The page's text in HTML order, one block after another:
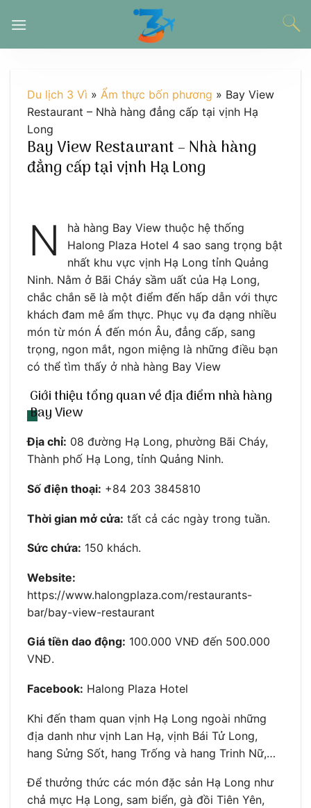
đến
Du lịch 3 Vì » Ẩm thực bốn phương » Bay View
Restaurant – Nhà hàng đẳng cấp tại vịnh Hạ
Long
Bay View Restaurant – Nhà hàng
đẳng cấp tại vịnh Hạ Long
N
hà hàng Bay View thuộc hệ thống
Halong Plaza Hotel 4 sao sang trọng bật
nhất khu vực vịnh Hạ Long tỉnh Quảng
Ninh. Nằm ở Bãi Cháy sầm uất của Hạ Long,
chắc chắn sẽ là một điểm đến hấp dẫn với thực
khách đam mê ẩm thực. Phục vụ đa dạng nhiều
món từ món Á đến món Âu, đẳng cấp, sang
trọng, ngon mắt, ngon miệng là những điều bạn
có thể tìm thấy ở nhà hàng Bay View
Giới thiệu tổng quan về địa điểm nhà hàng
Bay View
Địa chỉ: 08 đường Hạ Long, phường Bãi Cháy,
Thành phố Hạ Long, tỉnh Quảng Ninh.
Số điện thoại: +84 203 3845810
Thời gian mở cửa: tất cả các ngày trong tuần.
Sức chứa: 150 khách.
Website:
https://www.halongplaza.com/restaurants-
bar/bay-view-restaurant
Giá tiền dao động: 100.000 VNĐ đến 500.000
VNĐ.
Facebook: Halong Plaza Hotel
Khi đến tham quan vịnh Hạ Long ngoài những
địa danh như vịnh Lan Hạ, vịnh Bái Tử Long,
hang Sửng Sốt, hang Trống và hang Trinh Nữ,…
Để thưởng thức các món đặc sản Hạ Long như
chả mực Hạ Long, sam biển, gà đồi Tiên Yên,